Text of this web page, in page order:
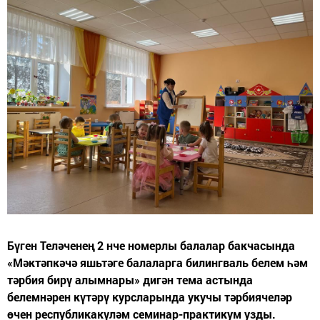
Бүген Теләченең 2 нче номерлы балалар бакчасында
«Мәктәпкәчә яшьтәге балаларга билингваль белем һәм
тәрбия бирү алымнары» дигән тема астында
белемнәрен күтәрү курсларында укучы тәрбиячеләр
өчен республикакүләм семинар-практикум узды.